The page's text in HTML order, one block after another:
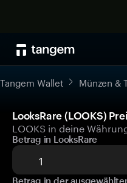
Tangem Wallet Münzen &
LooksRare (LOOKS)
LOOKS in deine
Betrag in LooksRare
Betrag in der